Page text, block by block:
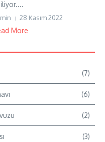
28 Kasım 2022
More
(7)
(6)
(2)
(3)